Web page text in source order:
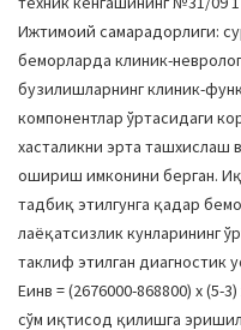
Ижтимоий самарадорлиги:
беморларда клиник-
бузилишларнинг клиник-
компонентлар ўртасидаги
хасталикни эрта ташхислаш
ошириш имконини берган.
тадбиқ этилгунга қадар
лаёқатсизлик кунларининг
таклиф этилган
Еинв = (2676000-868800) х (5-
сўм иқтисод қилишга